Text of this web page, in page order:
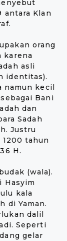
antara Klan
orang
karena
asli
identitas).
namun kecil
Bani
dan
Sadah
Justru
tahun
H.
(wala).
Hasyim
kala
di Yaman.
dalil
Seperti
gelar